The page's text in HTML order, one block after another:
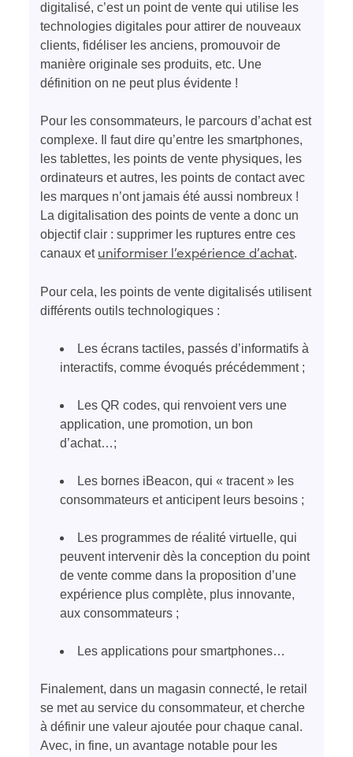
digitalisé, c’est un point de vente qui utilise les
technologies digitales pour attirer de nouveaux
clients, fidéliser les anciens, promouvoir de
manière originale ses produits, etc. Une
définition on ne peut plus évidente !
Pour les consommateurs, le parcours d’achat est
complexe. Il faut dire qu’entre les smartphones,
les tablettes, les points de vente physiques, les
ordinateurs et autres, les points de contact avec
les marques n’ont jamais été aussi nombreux !
La digitalisation des points de vente a donc un
objectif clair : supprimer les ruptures entre ces
canaux et uniformiser l’expérience d’achat.
Pour cela, les points de vente digitalisés utilisent
différents outils technologiques :
Les écrans tactiles, passés d’informatifs à
interactifs, comme évoqués précédemment ;
Les QR codes, qui renvoient vers une
application, une promotion, un bon
d’achat…;
Les bornes iBeacon, qui « tracent » les
consommateurs et anticipent leurs besoins ;
Les programmes de réalité virtuelle, qui
peuvent intervenir dès la conception du point
de vente comme dans la proposition d’une
expérience plus complète, plus innovante,
aux consommateurs ;
Les applications pour smartphones…
Finalement, dans un magasin connecté, le retail
se met au service du consommateur, et cherche
à définir une valeur ajoutée pour chaque canal.
Avec, in fine, un avantage notable pour les